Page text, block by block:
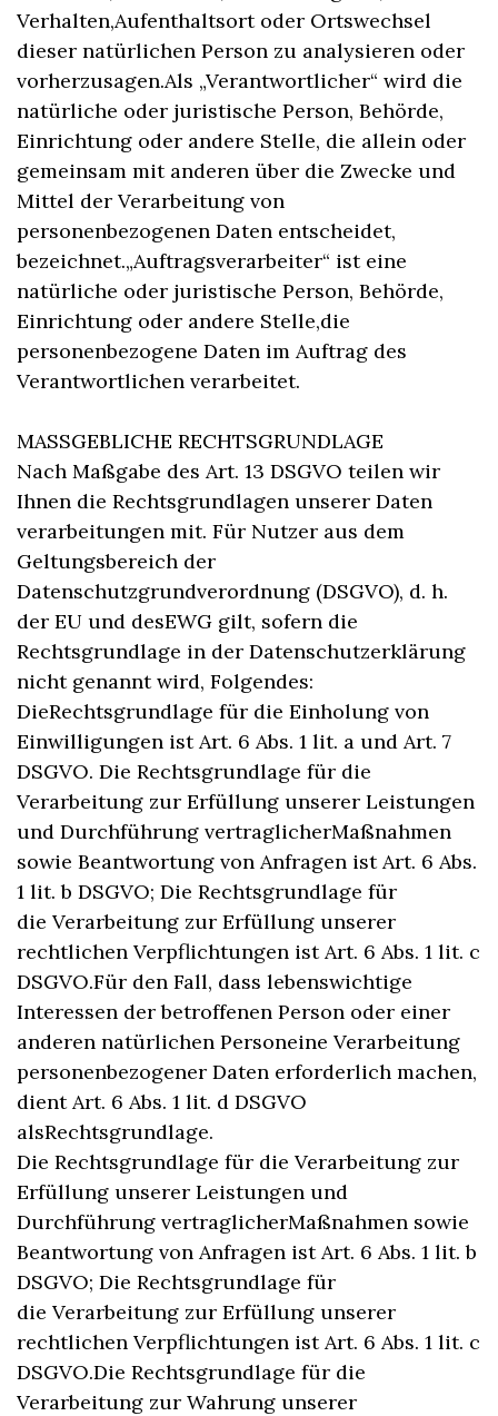
Verhalten,Aufenthaltsort oder Ortswechsel
dieser natürlichen Person zu analysieren oder
vorherzusagen.Als „Verantwortlicher“ wird die
natürliche oder juristische Person, Behörde,
Einrichtung oder andere Stelle, die allein oder
gemeinsam mit anderen über die Zwecke und
Mittel der Verarbeitung von
personenbezogenen Daten entscheidet,
bezeichnet.„Auftragsverarbeiter“ ist eine
natürliche oder juristische Person, Behörde,
Einrichtung oder andere Stelle,die
personenbezogene Daten im Auftrag des
Verantwortlichen verarbeitet.
MASSGEBLICHE RECHTSGRUNDLAGE
Nach Maßgabe des Art. 13 DSGVO teilen wir
Ihnen die Rechtsgrundlagen unserer Daten
verarbeitungen mit. Für Nutzer aus dem
Geltungsbereich der
Datenschutzgrundverordnung (DSGVO), d. h.
der EU und desEWG gilt, sofern die
Rechtsgrundlage in der Datenschutzerklärung
nicht genannt wird, Folgendes:
DieRechtsgrundlage für die Einholung von
Einwilligungen ist Art. 6 Abs. 1 lit. a und Art. 7
DSGVO. Die Rechtsgrundlage für die
Verarbeitung zur Erfüllung unserer Leistungen
und Durchführung vertraglicherMaßnahmen
sowie Beantwortung von Anfragen ist Art. 6 Abs.
1 lit. b DSGVO; Die Rechtsgrundlage für
die Verarbeitung zur Erfüllung unserer
rechtlichen Verpflichtungen ist Art. 6 Abs. 1 lit. c
DSGVO.Für den Fall, dass lebenswichtige
Interessen der betroffenen Person oder einer
anderen natürlichen Personeine Verarbeitung
personenbezogener Daten erforderlich machen,
dient Art. 6 Abs. 1 lit. d DSGVO
alsRechtsgrundlage.
Die Rechtsgrundlage für die Verarbeitung zur
Erfüllung unserer Leistungen und
Durchführung vertraglicherMaßnahmen sowie
Beantwortung von Anfragen ist Art. 6 Abs. 1 lit. b
DSGVO; Die Rechtsgrundlage für
die Verarbeitung zur Erfüllung unserer
rechtlichen Verpflichtungen ist Art. 6 Abs. 1 lit. c
DSGVO.Die Rechtsgrundlage für die
Verarbeitung zur Wahrung unserer